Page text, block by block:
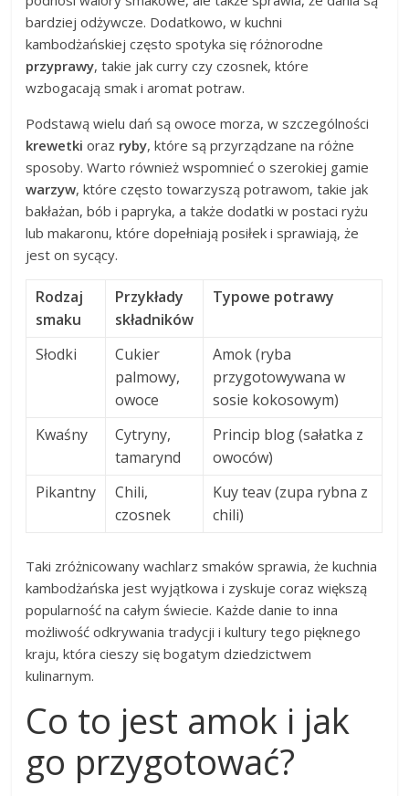
bardziej odżywcze. Dodatkowo, w kuchni
kambodżańskiej często spotyka się różnorodne
przyprawy, takie jak curry czy czosnek, które
wzbogacają smak i aromat potraw.
Podstawą wielu dań są owoce morza, w szczególności
krewetki oraz ryby, które są przyrządzane na różne
sposoby. Warto również wspomnieć o szerokiej gamie
warzyw, które często towarzyszą potrawom, takie jak
bakłażan, bób i papryka, a także dodatki w postaci ryżu
lub makaronu, które dopełniają posiłek i sprawiają, że
jest on sycący.
Rodzaj
smaku
Przykłady
składników
Typowe potrawy
Słodki
Cukier
palmowy,
owoce
Amok (ryba
przygotowywana w
sosie kokosowym)
Kwaśny
Cytryny,
tamarynd
Princip blog (sałatka z
owoców)
Pikantny
Chili,
czosnek
Kuy teav (zupa rybna z
chili)
Taki zróżnicowany wachlarz smaków sprawia, że kuchnia
kambodżańska jest wyjątkowa i zyskuje coraz większą
popularność na całym świecie. Każde danie to inna
możliwość odkrywania tradycji i kultury tego pięknego
kraju, która cieszy się bogatym dziedzictwem
kulinarnym.
Co to jest amok i jak
go przygotować?